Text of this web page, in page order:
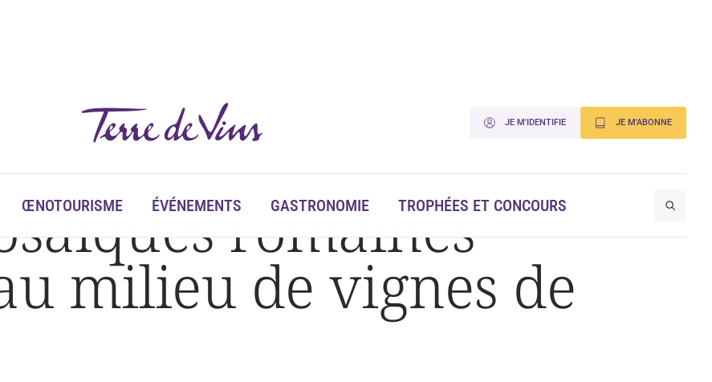
JE M'IDENTIFIE JE M'ABONNE
ŒNOTOURISME ÉVÉNEMENTS GASTRONOMIE TROPHÉES ET CONCOURS
Valpolicella
romaines
milieu de vignes de